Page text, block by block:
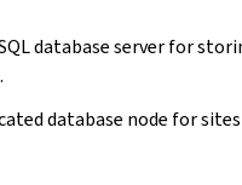
database server for
.
database node for